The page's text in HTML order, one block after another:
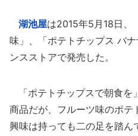
湖池屋は2015年5月18日、
味」、「ポテトチップス バ
ンスストアで発売した。
「ポテトチップスで朝食を
商品だが、フルーツ味のポテ
興味は持っても二の足を踏ん